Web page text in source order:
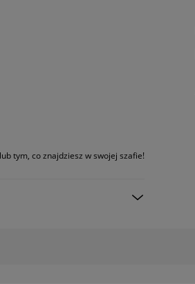
tym, co znajdziesz w swojej szafie!